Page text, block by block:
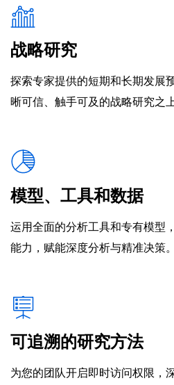
战略研究
探索专家提供的短期和长期发展
晰可信、触手可及的战略研究之上
模型、工具和数据
运用全面的分析工具和专有模型
能力，赋能深度分析与精准决策。
可追溯的研究方法
为您的团队开启即时访问权限，